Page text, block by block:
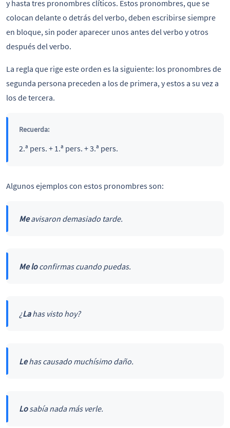
y hasta tres pronombres clíticos. Estos pronombres, que se
colocan delante o detrás del verbo, deben escribirse siempre
en bloque, sin poder aparecer unos antes del verbo y otros
después del verbo.
La regla que rige este orden es la siguiente: los pronombres de
segunda persona preceden a los de primera, y estos a su vez a
los de tercera.
Recuerda:
2.ª pers. + 1.ª pers. + 3.ª pers.
Algunos ejemplos con estos pronombres son:
Meavisaron demasiado tarde.
Me loconfirmas cuando puedas.
¿Lahas visto hoy?
Lehas causado muchísimo daño.
Losabía nada más verle.